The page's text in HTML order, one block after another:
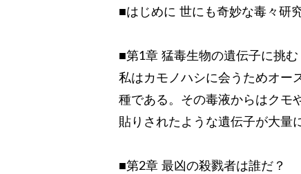
■はじめに 世にも奇妙な毒々研
■第1章 猛毒生物の遺伝子に挑む
私はカモノハシに会うためオー
種である。その毒液からはクモ
貼りされたような遺伝子が大量
■第2章 最凶の殺戮者は誰だ？